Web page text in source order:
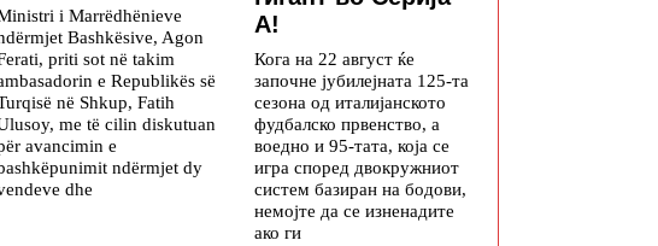
i Marrëdhënieve
Bashkësive, Agon
priti sot në takim
e Republikës së
në Shkup, Fatih
me të cilin diskutuan
avancimin e
ndërmjet dy
dhe
А!
Кога на 22 август ќе
започне јубилејната 125-та
сезона од италијанското
фудбалско првенство, а
воедно и 95-тата, која се
игра според двокружниот
систем базиран на бодови,
немојте да се изненадите
ако ги